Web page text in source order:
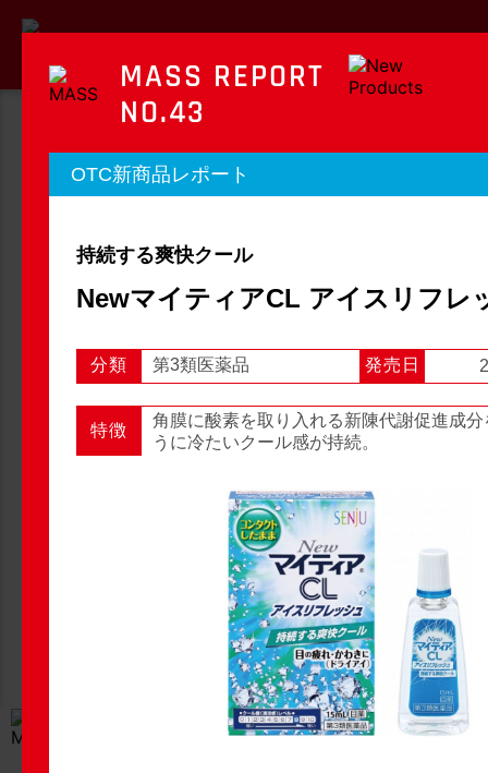
MASS REPORT
マスレポート
OTC新商品レポート
OTC新商品レポート 店頭観察
1 2 3 ... 54
New Products
No.976▶▶
MASS REPORT
NO.43
OTC新商品レポート
持続する爽快クール
NewマイティアCL アイスリフレ
分類 第3類医薬品 発売日
特徴
角膜に酸素を取り入れる新陳代謝促進成
うに冷たいクール感が持続。